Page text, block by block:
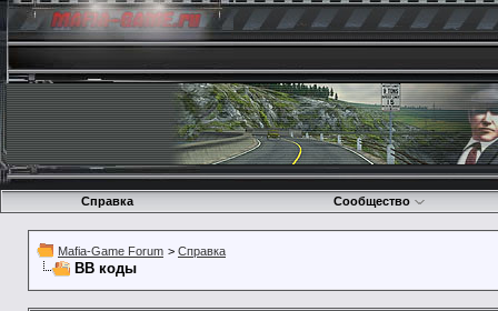
Справка Сообщество
Mafia-Game Forum > Справка
BB коды